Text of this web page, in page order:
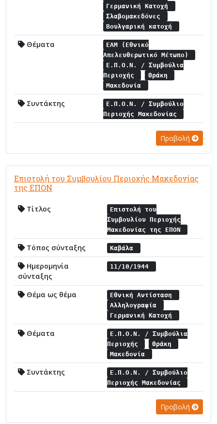
Γερμανική Κατοχή
Σλαβομακεδόνες
Βουλγαρική κατοχή
Θέματα
ΕΑΜ (Εθνικό
Απελευθερωτικό Μέτωπο)
Ε.Π.Ο.Ν. / Συμβούλια
Περιοχής
Θράκη
Μακεδονία
Συντάκτης
Ε.Π.Ο.Ν. / Συμβούλιο
Περιοχής Μακεδονίας
Προβολή
Επιστολή του Συμβουλίου Περιοχής Μακεδονίας
της ΕΠΟΝ
Τίτλος
Επιστολή του
Συμβουλίου Περιοχής
Μακεδονίας της ΕΠΟΝ
Τόπος σύνταξης Καβάλα
Ημερομηνία
σύνταξης
11/10/1944
Θέμα ως θέμα
Εθνική Αντίσταση
Αλληλογραφία
Γερμανική Κατοχή
Θέματα
Ε.Π.Ο.Ν. / Συμβούλια
Περιοχής
Θράκη
Μακεδονία
Συντάκτης
Ε.Π.Ο.Ν. / Συμβούλιο
Περιοχής Μακεδονίας
Προβολή